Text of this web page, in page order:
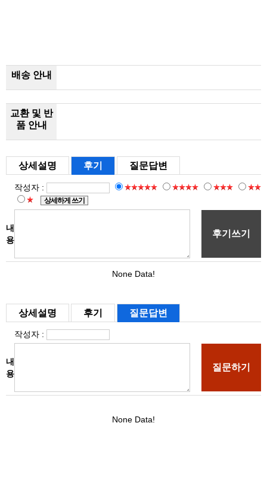
배송 안내
교환 및 반
품 안내
상세설명 후기 질문답변
상세설명 후기 질문답변